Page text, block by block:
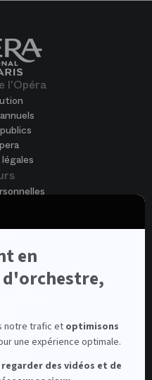
en
d'orchestre,
notre trafic et optimisons
une expérience optimale.
regarder des vidéos et de
l'Opéra
et visiteurs